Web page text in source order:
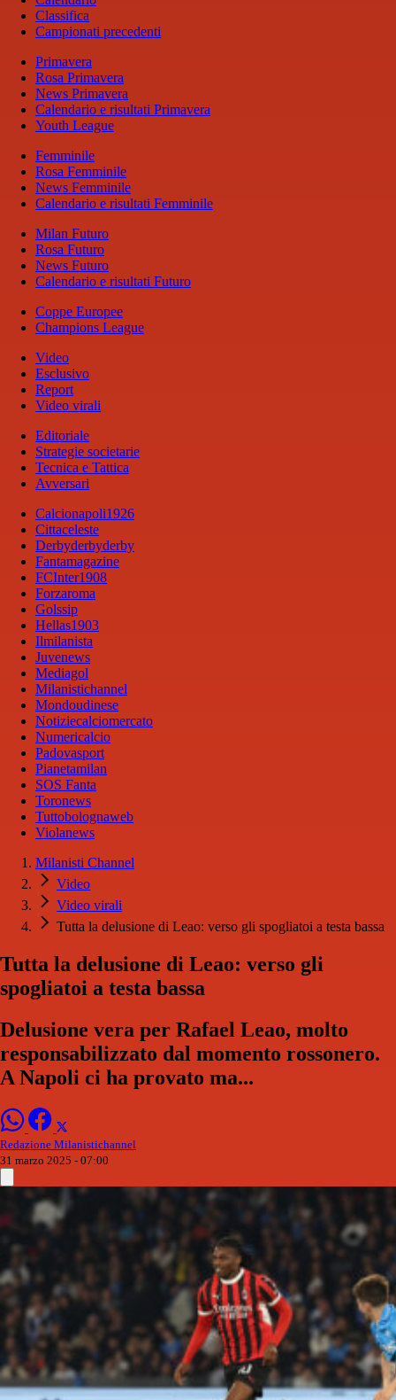
Classifica
Campionati precedenti
Primavera
Rosa Primavera
News Primavera
Calendario e risultati Primavera
Youth League
Femminile
Rosa Femminile
News Femminile
Calendario e risultati Femminile
Milan Futuro
Rosa Futuro
News Futuro
Calendario e risultati Futuro
Coppe Europee
Champions League
Video
Esclusivo
Report
Video virali
Editoriale
Strategie societarie
Tecnica e Tattica
Avversari
Calcionapoli1926
Cittaceleste
Derbyderbyderby
Fantamagazine
FCInter1908
Forzaroma
Golssip
Hellas1903
Ilmilanista
Juvenews
Mediagol
Milanistichannel
Mondoudinese
Notiziecalciomercato
Numericalcio
Padovasport
Pianetamilan
SOS Fanta
Toronews
Tuttobolognaweb
Violanews
Milanisti Channel
Video
Video virali
Tutta la delusione di Leao: verso gli spogliatoi a testa bassa
Tutta la delusione di Leao: verso gli
spogliatoi a testa bassa
Delusione vera per Rafael Leao, molto
responsabilizzato dal momento rossonero.
A Napoli ci ha provato ma...
Redazione Milanistichannel
31 marzo 2025 - 07:00